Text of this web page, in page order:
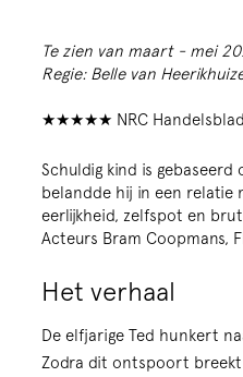
Te zien van maart - mei
Regie: Belle van
★★★★★ NRC
Schuldig kind is
belandde hij in een relatie
eerlijkheid, zelfspot en
Acteurs Bram Coopmans,
Het verhaal
De elfjarige Ted hunkert
Zodra dit ontspoort breekt